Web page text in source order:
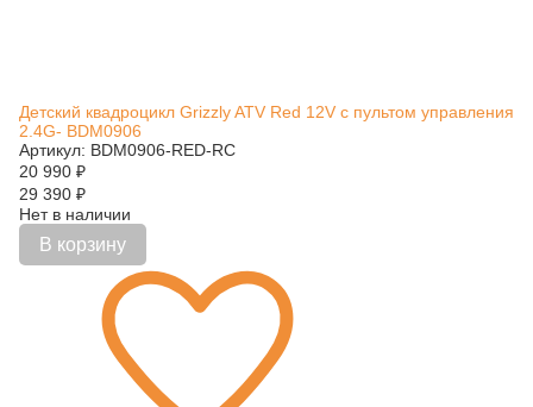
Детский квадроцикл Grizzly ATV Red 12V с пультом управления
2.4G- BDM0906
Артикул: BDM0906-RED-RC
20 990 ₽
29 390 ₽
Нет в наличии
В корзину